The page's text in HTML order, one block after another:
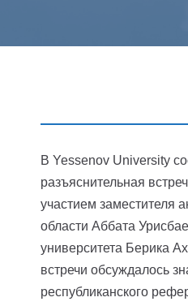
В Yessenov University
разъяснительная
участием заместителя
области Аббата
университета Берика
встречи обсуждалось
республиканского